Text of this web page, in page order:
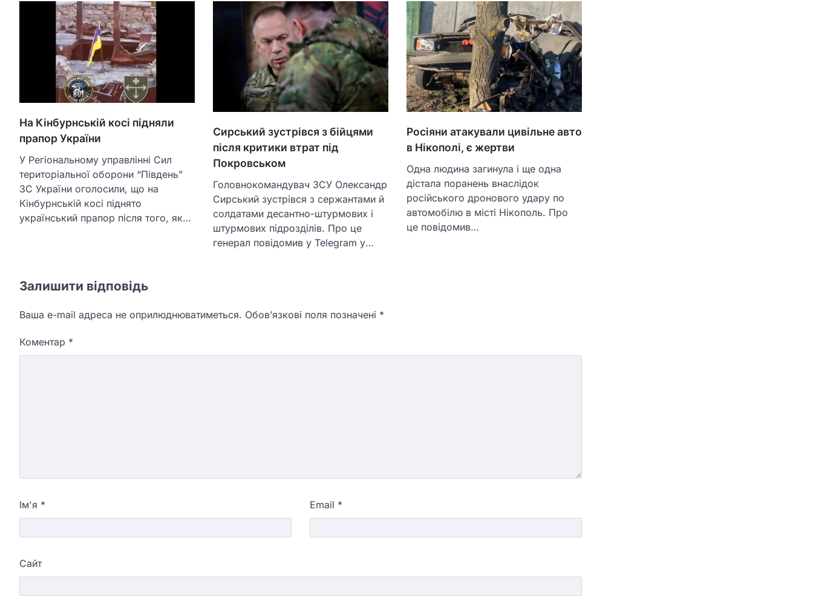
На Кінбурнській косі підняли
прапор України
У Регіональному управлінні Сил
територіальної оборони “Південь”
ЗС України оголосили, що на
Кінбурнській косі піднято
український прапор після того, як…
Сирський зустрівся з бійцями
після критики втрат під
Покровськом
Головнокомандувач ЗСУ Олександр
Сирський зустрівся з сержантами й
солдатами десантно-штурмових і
штурмових підрозділів. Про це
генерал повідомив у Telegram у…
Росіяни атакували цивільне авто
в Нікополі, є жертви
Одна людина загинула і ще одна
дістала поранень внаслідок
російського дронового удару по
автомобілю в місті Нікополь. Про
це повідомив…
Залишити відповідь
Ваша e-mail адреса не оприлюднюватиметься. Обов’язкові поля позначені *
Коментар *
Ім'я * Email *
Сайт